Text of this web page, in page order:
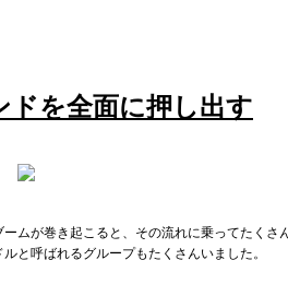
ドを全面に押し出す
ムが巻き起こると、その流れに乗ってたく
と呼ばれるグループもたくさんいました。